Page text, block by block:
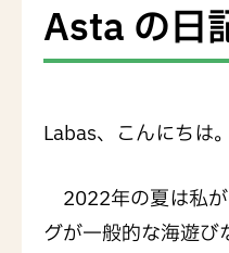
Asta の日
Labas、こんにちは。
2022年の夏は私が
グが一般的な海遊